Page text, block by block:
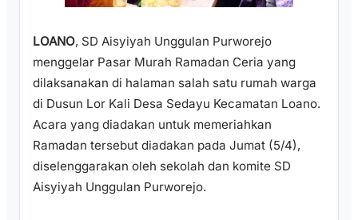
LOANO, SD Aisyiyah Unggulan Purworejo
menggelar Pasar Murah Ramadan Ceria yang
dilaksanakan di halaman salah satu rumah warga
di Dusun Lor Kali Desa Sedayu Kecamatan Loano.
Acara yang diadakan untuk memeriahkan
Ramadan tersebut diadakan pada Jumat (5/4),
diselenggarakan oleh sekolah dan komite SD
Aisyiyah Unggulan Purworejo.